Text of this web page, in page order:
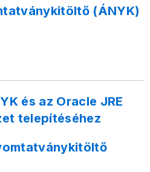
(ÁNYK)
és az Oracle JRE
telepítéséhez